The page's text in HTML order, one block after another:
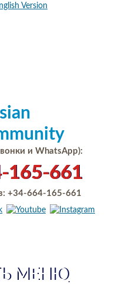
и WhatsApp):
165-661
+34-664-165-661
МЕНЮ